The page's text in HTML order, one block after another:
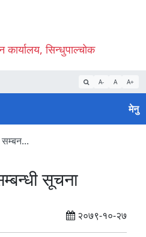
कार्यालय, सिन्धुपाल्चोक
A- A A+
मेनु
सम्बन...
सूचना
२०७९-१०-२७